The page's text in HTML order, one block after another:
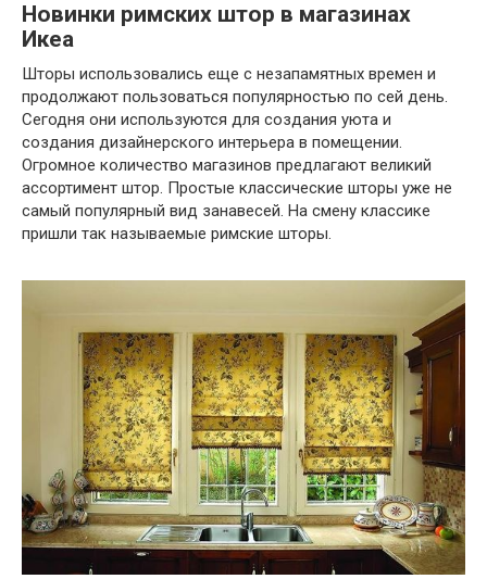
Новинки римских штор в магазинах
Икеа
Шторы использовались еще с незапамятных времен и
продолжают пользоваться популярностью по сей день.
Сегодня они используются для создания уюта и
создания дизайнерского интерьера в помещении.
Огромное количество магазинов предлагают великий
ассортимент штор. Простые классические шторы уже не
самый популярный вид занавесей. На смену классике
пришли так называемые римские шторы.